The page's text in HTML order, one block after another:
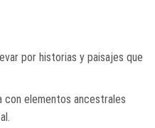
por historias y paisajes que
con elementos ancestrales